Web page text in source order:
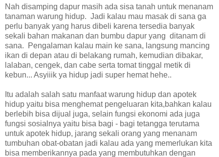
Nah disamping dapur masih ada sisa tanah untuk menanam
tanaman warung hidup. Jadi kalau mau masak di sana ga
perlu banyak yang harus dibeli karena tersedia banyak
sekali bahan makanan dan bumbu dapur yang ditanam di
sana. Pengalaman kalau main ke sana, langsung mancing
ikan di depan atau di belakang rumah, kemudian dibakar,
lalaban, cengek, dan cabe serta tomat tinggal metik di
kebun... Asyiiik ya hidup jadi super hemat hehe..
Itu adalah salah satu manfaat warung hidup dan apotek
hidup yaitu bisa menghemat pengeluaran kita,bahkan kalau
berlebih bisa dijual juga, selain fungsi ekonomi ada juga
fungsi sosialnya yaitu bisa bagi - bagi tetangga terutama
untuk apotek hidup, jarang sekali orang yang menanam
tumbuhan obat-obatan jadi kalau ada yang memerlukan kita
bisa memberikannya pada yang membutuhkan dengan